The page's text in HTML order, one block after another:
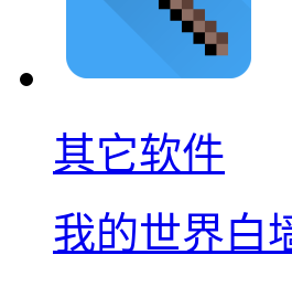
其它软件
我的世界白